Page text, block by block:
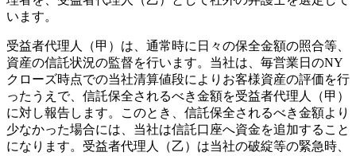
います。
受益者代理人（甲）は、通常時に日々の保全金額の照合等、
資産の信託状況の監督を行います。当社は、毎営業日のNY
クローズ時点での当社清算値段によりお客様資産の評価を行
ったうえで、信託保全されるべき金額を受益者代理人（甲）
に対し報告します。このとき、信託保全されるべき金額より
少なかった場合には、当社は信託口座へ資金を追加すること
になります。受益者代理人（乙）は当社の破綻等の緊急時、